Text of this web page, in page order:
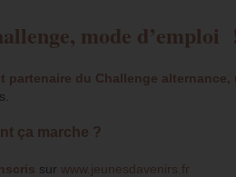
mode d’emploi
partenaire du Challenge alternance,
ça marche ?
sur www.jeunesdavenirs.fr